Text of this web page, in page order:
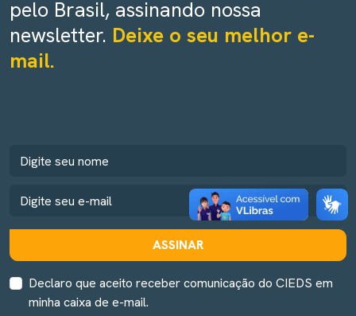
pelo Brasil, assinando nossa
newsletter. Deixe o seu melhor e-
mail.
ASSINAR
Declaro que aceito receber comunicação do CIEDS em
minha caixa de e-mail.